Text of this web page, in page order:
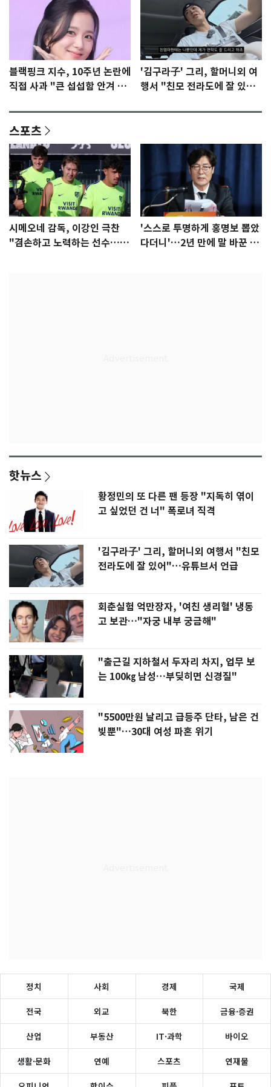
블랙핑크 지수, 10주년 논란에
직접 사과 "큰 섭섭함 안겨 미
'김구라子' 그리, 할머니외 여
행서 "친모 전라도에 잘 있
스포츠
시메오네 감독, 이강인 극찬
"겸손하고 노력하는 선수…좋
'스스로 투명하게 홍명보 뽑았
다더니'…2년 만에 말 바꾼 이
핫뉴스
황정민의 또 다른 팬 등장 "지독히 엮이
고 싶었던 건 너" 폭로녀 직격
'김구라子' 그리, 할머니외 여행서 "친모
전라도에 잘 있어"…유튜브서 언급
회춘실험 억만장자, '여친 생리혈' 냉동
고 보관…"자궁 내부 궁금해"
"출근길 지하철서 두자리 차지, 업무 보
는 100㎏ 남성…부딪히면 신경질"
"5500만원 날리고 급등주 단타, 남은 건
빚뿐"…30대 여성 파혼 위기
정치 사회 경제 국제
전국 외교 북한 금융·증권
산업 부동산 IT·과학 바이오
생활·문화 연예 스포츠 연재물